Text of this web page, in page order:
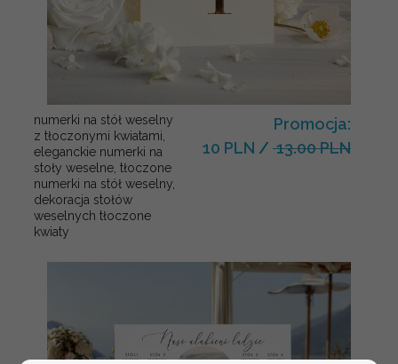
numerki na stół weselny
z tłoczonymi kwiatami,
eleganckie numerki na
stoły weselne, tłoczone
numerki na stół weselny,
dekoracja stołów
weselnych tłoczone
kwiaty
Promocja:
10 PLN / 13.00 PLN